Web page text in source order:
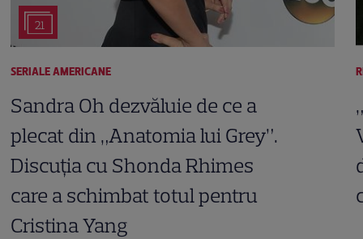
21
SERIALE AMERICANE
Sandra Oh dezvăluie de ce a
plecat din „Anatomia lui Grey”.
Discuția cu Shonda Rhimes
care a schimbat totul pentru
Cristina Yang